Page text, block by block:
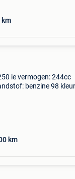
km
ie vermogen: 244cc
benzine 98
km